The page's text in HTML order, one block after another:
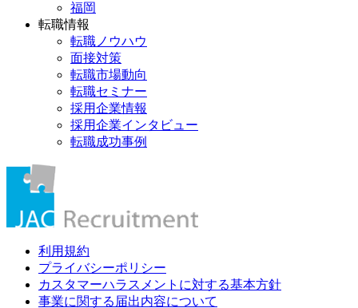
福岡
転職情報
転職ノウハウ
面接対策
転職市場動向
転職セミナー
採用企業情報
採用企業インタビュー
転職成功事例
利用規約
プライバシーポリシー
カスタマーハラスメントに対する基本方針
事業に関する届出内容について